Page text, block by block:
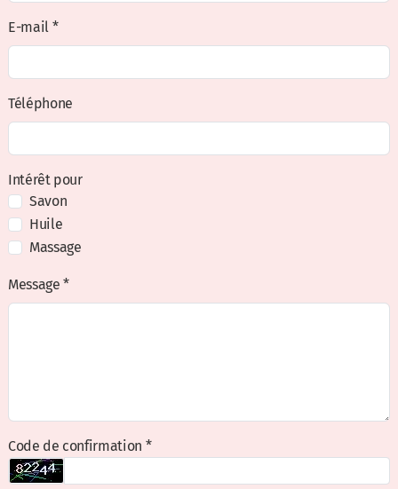
E-mail *
Téléphone
Intérêt pour
Savon
Huile
Massage
Message *
Code de confirmation *